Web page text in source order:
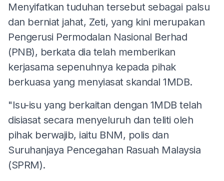
Menyifatkan tuduhan tersebut sebagai palsu
dan berniat jahat, Zeti, yang kini merupakan
Pengerusi Permodalan Nasional Berhad
(PNB), berkata dia telah memberikan
kerjasama sepenuhnya kepada pihak
berkuasa yang menyiasat skandal 1MDB.
"Isu-isu yang berkaitan dengan 1MDB telah
disiasat secara menyeluruh dan teliti oleh
pihak berwajib, iaitu BNM, polis dan
Suruhanjaya Pencegahan Rasuah Malaysia
(SPRM).